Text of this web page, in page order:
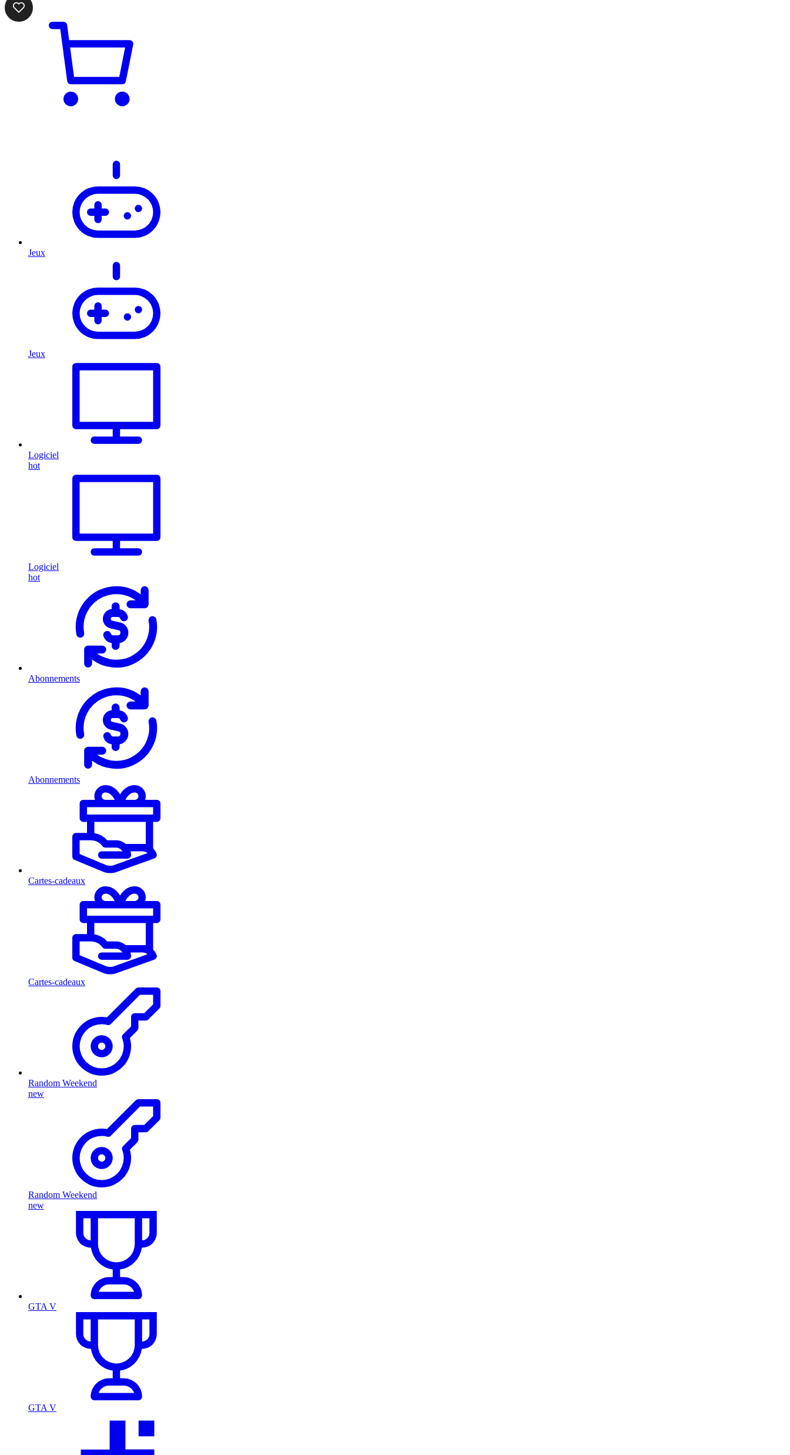
Jeux
Jeux
Logiciel
hot
Logiciel
hot
Abonnements
Abonnements
Cartes-cadeaux
Cartes-cadeaux
Random Weekend
new
Random Weekend
new
GTA V
GTA V